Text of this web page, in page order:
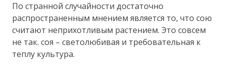
По странной случайности достаточно
распространенным мнением является то, что сою
считают неприхотливым растением. Это совсем
не так. соя – светолюбивая и требовательная к
теплу культура.